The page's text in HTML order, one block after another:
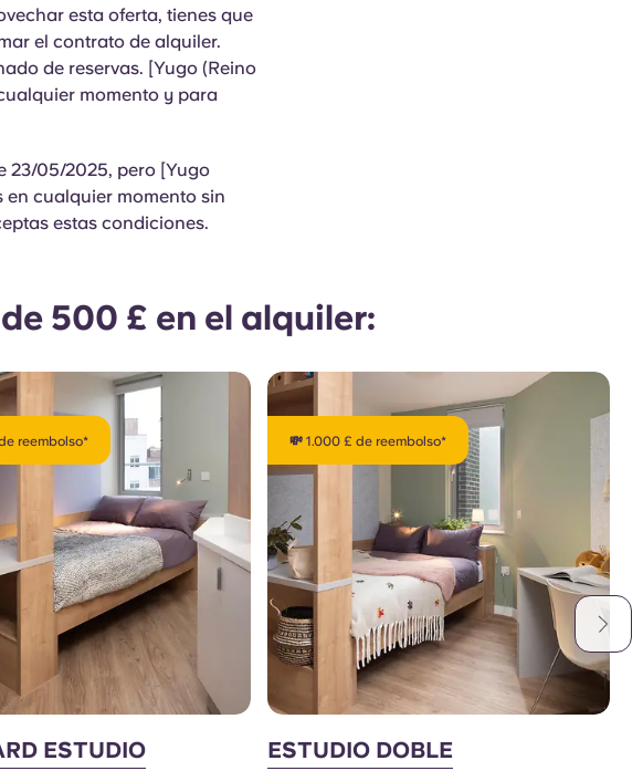
esta oferta, tienes que
el contrato de alquiler.
de reservas. [Yugo (Reino
momento y para
23/05/2025, pero [Yugo
en cualquier momento sin
estas condiciones.
500 £ en el alquiler:
reembolso*
ESTUDIO
💸 1.000 £ de reembolso*
ESTUDIO DOBLE